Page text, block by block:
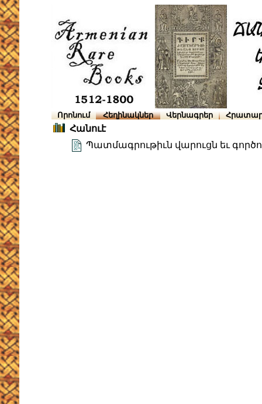
Որոնում Հեղինակներ Վերնագրեր
Հանուէ
Պատմագրութիւն վարուցն եւ